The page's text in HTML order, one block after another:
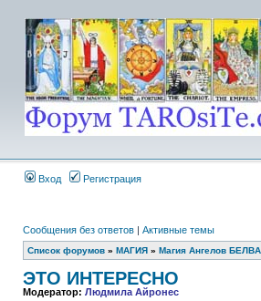
Вход Регистрация
Сообщения без ответов | Активные темы
Список форумов » МАГИЯ » Магия Ангелов
ЭТО ИНТЕРЕСНО
Модератор: Людмила Айронес